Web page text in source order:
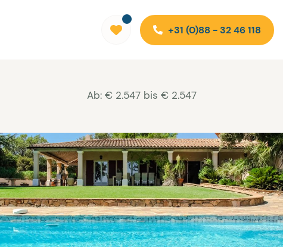
+31 (0)88 - 32 46 118
Ab: € 2.547 bis € 2.547